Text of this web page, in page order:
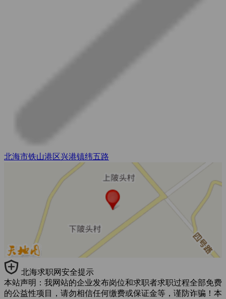
北海市铁山港区兴港镇纬五路
北海求职网安全提示
本站声明：我网站的企业发布岗位和求职者求职过程全部免费
的公益性项目，请勿相信任何缴费或保证金等，谨防诈骗！本